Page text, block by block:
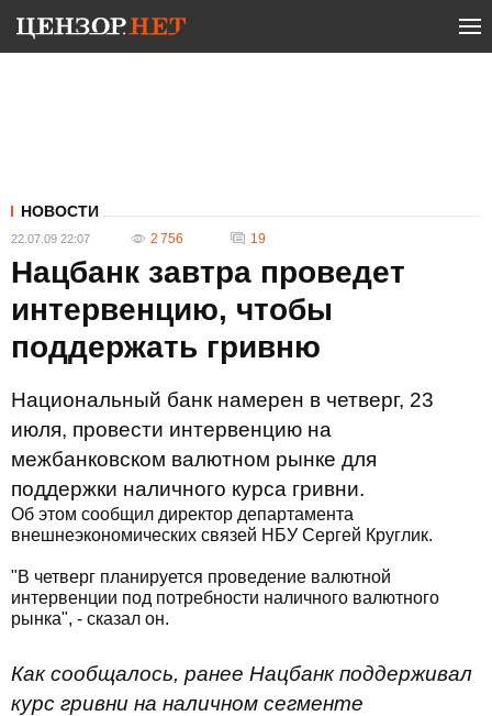
НОВОСТИ
22.07.09 22:07 2 756 19
Нацбанк завтра проведет
интервенцию, чтобы
поддержать гривню
Национальный банк намерен в четверг, 23
июля, провести интервенцию на
межбанковском валютном рынке для
поддержки наличного курса гривни.
Об этом сообщил директор департамента
внешнеэкономических связей НБУ Сергей Круглик.
"В четверг планируется проведение валютной
интервенции под потребности наличного валютного
рынка", - сказал он.
Как сообщалось, ранее Нацбанк поддерживал
курс гривни на наличном сегменте